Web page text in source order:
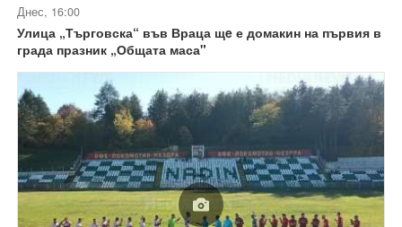
Днес, 16:00
Улица „Търговска“ във Враца щe е домакин на първия в
града празник „Общата маса"